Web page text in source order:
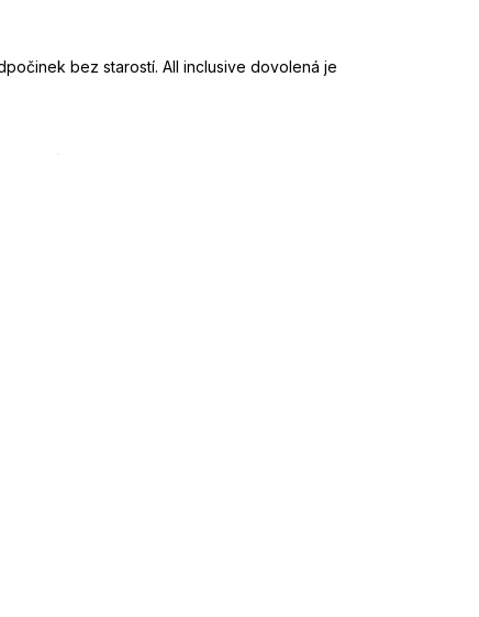
bez starostí. All inclusive dovolená je